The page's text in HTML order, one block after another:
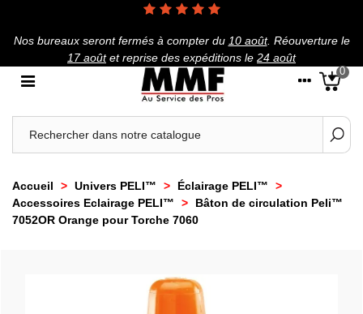
Nos bureaux seront fermés à compter du 10 août. Réouverture le
17 aoûtet reprise des expéditions le 24 août
0
Accueil > Univers PELI™ > Éclairage PELI™
>
Accessoires Eclairage PELI™
>
Bâton de circulation Peli™
7052OR Orange pour Torche 7060